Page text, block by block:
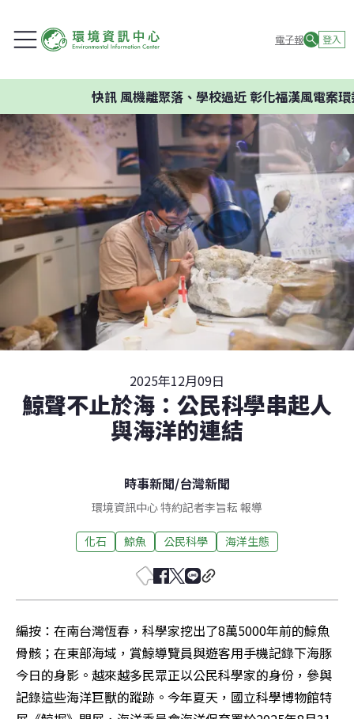
電子報 登入
風機離聚落、學校過近 彰化福漢風電案環委建議
2025年12月09日
鯨聲不止於海：公民科學串起人
與海洋的連結
時事新聞/台灣新聞
環境資訊中心 特約記者李旨耘 報導
化石 鯨魚 公民科學 海洋生態
編按：在南台灣恆春，科學家挖出了8萬5000年前的鯨魚
骨骸；在東部海域，賞鯨導覽員與遊客用手機記錄下海豚
今日的身影。越來越多民眾正以公民科學家的身份，參與
記錄這些海洋巨獸的蹤跡。今年夏天，國立科學博物館特